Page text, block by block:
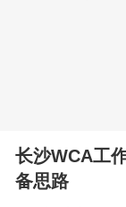
长沙WCA工
备思路